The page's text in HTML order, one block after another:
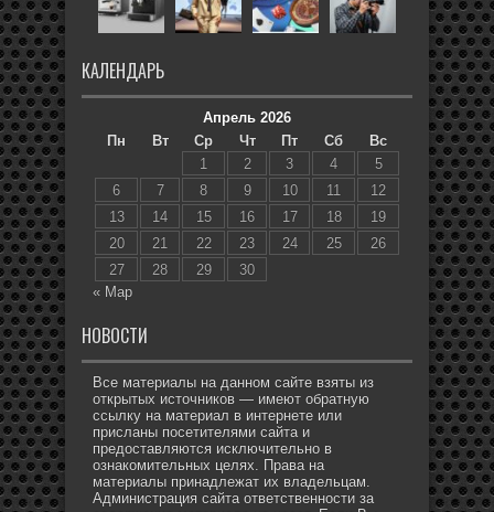
КАЛЕНДАРЬ
Апрель 2026
Пн
Вт Ср Чт Пт Сб
Вс
1
2 3 4
5
6
7 8 9 10 11
12
13
14 15 16 17 18
19
20
21 22 23 24 25
26
27
28 29
30
« Мар
НОВОСТИ
Все материалы на данном сайте взяты из
открытых источников — имеют обратную
ссылку на материал в интернете или
присланы посетителями сайта и
предоставляются исключительно в
ознакомительных целях. Права на
материалы принадлежат их владельцам.
Администрация сайта ответственности за